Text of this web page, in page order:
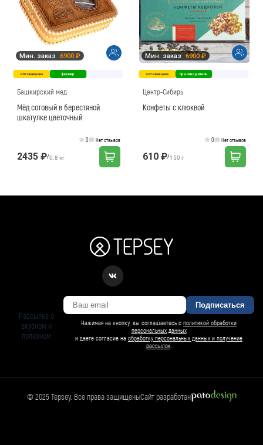
Мин. заказ 6900 ₽
оптовая цена фермер
Башкирский мед
Мёд сотовый в берестяной
шкатулке цветочный
0 Нет отзывов
2435 ₽/0.8 кг
Мин. заказ 6900 ₽
оптовая цена производитель
Центр-Сибирь
Конфеты с клюквой
0 Нет отзывов
610 ₽/150 г
Рассылка о
вкусном и
полезном
Подписаться
Нажимая на кнопку, вы соглашаетесь с политикой обработки
персональных данных
и даете согласие на обработку персональных данных и получение
рассылок
© 2025 Tepsey. Все права защищеныСайт разработан